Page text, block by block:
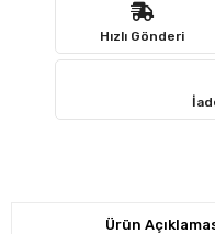
Hızlı Gönderi
Ürün